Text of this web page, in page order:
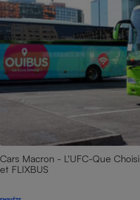
Cars Macron - L'UFC-Que
et FLIXBUS